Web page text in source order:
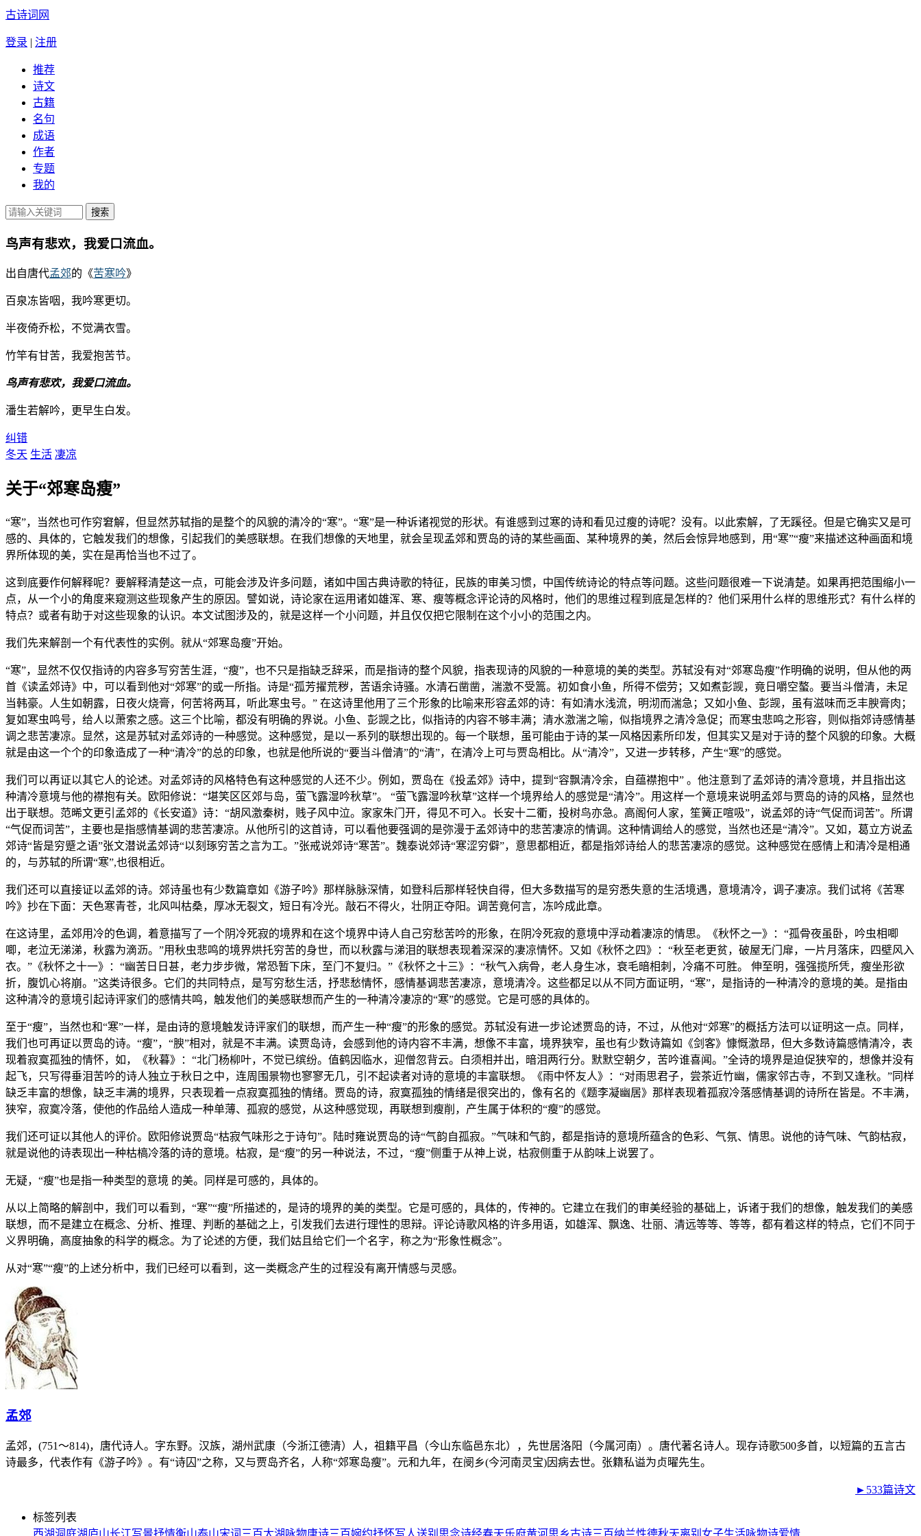
古诗词网
登录 | 注册
推荐
诗文
古籍
名句
成语
作者
专题
我的
鸟声有悲欢，我爱口流血。
出自唐代孟郊的《苦寒吟》
百泉冻皆咽，我吟寒更切。
半夜倚乔松，不觉满衣雪。
竹竿有甘苦，我爱抱苦节。
鸟声有悲欢，我爱口流血。
潘生若解吟，更早生白发。
纠错
冬天 生活 凄凉
关于“郊寒岛瘦”
“寒”，当然也可作穷窘解，但显然苏轼指的是整个的风貌的清冷的“寒”。“寒”是一种诉诸视觉的形状。有谁感到过寒的诗和看见过瘦的诗呢？没有。以此索解，了无蹊径。但是它确实又是可
感的、具体的，它触发我们的想像，引起我们的美感联想。在我们想像的天地里，就会呈现孟郊和贾岛的诗的某些画面、某种境界的美，然后会惊异地感到，用“寒”“瘦”来描述这种画面和境
界所体现的美，实在是再恰当也不过了。
这到底要作何解释呢？要解释清楚这一点，可能会涉及许多问题，诸如中国古典诗歌的特征，民族的审美习惯，中国传统诗论的特点等问题。这些问题很难一下说清楚。如果再把范围缩小一
点，从一个小的角度来窥测这些现象产生的原因。譬如说，诗论家在运用诸如雄浑、寒、瘦等概念评论诗的风格时，他们的思维过程到底是怎样的？他们采用什么样的思维形式？有什么样的
特点？或者有助于对这些现象的认识。本文试图涉及的，就是这样一个小问题，并且仅仅把它限制在这个小小的范围之内。
我们先来解剖一个有代表性的实例。就从“郊寒岛瘦”开始。
“寒”，显然不仅仅指诗的内容多写穷苦生涯，“瘦”，也不只是指缺乏辞采，而是指诗的整个风貌，指表现诗的风貌的一种意境的美的类型。苏轼没有对“郊寒岛瘦”作明确的说明，但从他的两
首《读孟郊诗》中，可以看到他对“郊寒”的或一所指。诗是“孤芳擢荒秽，苦语余诗骚。水清石凿凿，湍激不受篙。初如食小鱼，所得不偿劳；又如煮彭觊，竟日嚼空螯。要当斗僧清，未足
当韩豪。人生如朝露，日夜火烧膏，何苦将两耳，听此寒虫号。” 在这诗里他用了三个形象的比喻来形容孟郊的诗：有如清水浅流，明沏而湍急；又如小鱼、彭觊，虽有滋味而乏丰腴膏肉；
复如寒虫鸣号，给人以萧索之感。这三个比喻，都没有明确的界说。小鱼、彭觊之比，似指诗的内容不够丰满；清水激湍之喻，似指境界之清冷急促；而寒虫悲鸣之形容，则似指郊诗感情基
调之悲苦凄凉。显然，这是苏轼对孟郊诗的一种感觉。这种感觉，是以一系列的联想出现的。每一个联想，虽可能由于诗的某一风格因素所印发，但其实又是对于诗的整个风貌的印象。大概
就是由这一个个的印象造成了一种“清冷”的总的印象，也就是他所说的“要当斗僧清”的“清”，在清冷上可与贾岛相比。从“清冷”，又进一步转移，产生“寒”的感觉。
我们可以再证以其它人的论述。对孟郊诗的风格特色有这种感觉的人还不少。例如，贾岛在《投孟郊》诗中，提到“容飘清冷余，自蕴襟抱中” 。他注意到了孟郊诗的清冷意境，并且指出这
种清冷意境与他的襟抱有关。欧阳修说：“堪笑区区郊与岛，萤飞露湿吟秋草”。 “萤飞露湿吟秋草”这样一个境界给人的感觉是“清冷”。用这样一个意境来说明孟郊与贾岛的诗的风格，显然也
出于联想。范晞文更引孟郊的《长安道》诗：“胡风激秦树，贱子风中泣。家家朱门开，得见不可入。长安十二衢，投树鸟亦急。高阁何人家，笙簧正喧吸”，说孟郊的诗“气促而词苦”。所谓
“气促而词苦”，主要也是指感情基调的悲苦凄凉。从他所引的这首诗，可以看他要强调的是弥漫于孟郊诗中的悲苦凄凉的情调。这种情调给人的感觉，当然也还是“清冷”。又如，葛立方说孟
郊诗“皆是穷蹙之语”张文潜说孟郊诗“以刻琢穷苦之言为工。”张戒说郊诗“寒苦”。魏泰说郊诗“寒涩穷僻”，意思都相近，都是指郊诗给人的悲苦凄凉的感觉。这种感觉在感情上和清冷是相通
的，与苏轼的所谓“寒”,也很相近。
我们还可以直接证以孟郊的诗。郊诗虽也有少数篇章如《游子吟》那样脉脉深情，如登科后那样轻快自得，但大多数描写的是穷悉失意的生活境遇，意境清冷，调子凄凉。我们试将《苦寒
吟》抄在下面：天色寒青苍，北风叫枯桑，厚冰无裂文，短日有冷光。敲石不得火，壮阴正夺阳。调苦竟何言，冻吟成此章。
在这诗里，孟郊用冷的色调，着意描写了一个阴冷死寂的境界和在这个境界中诗人自己穷愁苦吟的形象，在阴冷死寂的意境中浮动着凄凉的情思。《秋怀之一》：“孤骨夜虽卧，吟虫相唧
唧，老泣无涕涕，秋露为滴沥。”用秋虫悲鸣的境界烘托穷苦的身世，而以秋露与涕泪的联想表现着深深的凄凉情怀。又如《秋怀之四》：“秋至老更贫，破屋无门扉，一片月落床，四壁风入
衣。”《秋怀之十一》：“幽苦日日甚，老力步步微，常恐暂下床，至门不复归。”《秋怀之十三》：“秋气入病骨，老人身生冰，衰毛暗相刺，冷痛不可胜。 伸至明，强强揽所凭，瘦坐形欲
折，腹饥心将崩。”这类诗很多。它们的共同特点，是写穷愁生活，抒悲愁情怀，感情基调悲苦凄凉，意境清冷。这些都足以从不同方面证明，“寒”，是指诗的一种清冷的意境的美。是指由
这种清冷的意境引起诗评家们的感情共鸣，触发他们的美感联想而产生的一种清冷凄凉的“寒”的感觉。它是可感的具体的。
至于“瘦”，当然也和“寒”一样，是由诗的意境触发诗评家们的联想，而产生一种“瘦”的形象的感觉。苏轼没有进一步论述贾岛的诗，不过，从他对“郊寒”的概括方法可以证明这一点。同样，
我们也可再证以贾岛的诗。“瘦”，“腴”相对，就是不丰满。读贾岛诗，会感到他的诗内容不丰满，想像不丰富，境界狭窄，虽也有少数诗篇如《剑客》慷慨激昂，但大多数诗篇感情清冷，表
现着寂寞孤独的情怀，如，《秋暮》：“北门杨柳叶，不觉已缤纷。值鹤因临水，迎僧忽背云。白须相并出，暗泪两行分。默默空朝夕，苦吟谁喜闻。”全诗的境界是迫促狭窄的，想像并没有
起飞，只写得垂泪苦吟的诗人独立于秋日之中，连周围景物也寥寥无几，引不起读者对诗的意境的丰富联想。《雨中怀友人》：“对雨思君子，尝茶近竹幽，儒家邻古寺，不到又逢秋。”同样
缺乏丰富的想像，缺乏丰满的境界，只表现着一点寂寞孤独的情绪。贾岛的诗，寂寞孤独的情绪是很突出的，像有名的《题李凝幽居》那样表现着孤寂冷落感情基调的诗所在皆是。不丰满，
狭窄，寂寞冷落，使他的作品给人造成一种单薄、孤寂的感觉，从这种感觉现，再联想到瘦削，产生属于体积的“瘦”的感觉。
我们还可证以其他人的评价。欧阳修说贾岛“枯寂气味形之于诗句”。陆时雍说贾岛的诗“气韵自孤寂。”气味和气韵，都是指诗的意境所蕴含的色彩、气氛、情思。说他的诗气味、气韵枯寂，
就是说他的诗表现出一种枯槁冷落的诗的意境。枯寂，是“瘦”的另一种说法，不过，“瘦”侧重于从神上说，枯寂侧重于从韵味上说罢了。
无疑，“瘦”也是指一种类型的意境 的美。同样是可感的，具体的。
从以上简略的解剖中，我们可以看到，“寒”“瘦”所描述的，是诗的境界的美的类型。它是可感的，具体的，传神的。它建立在我们的审美经验的基础上，诉诸于我们的想像，触发我们的美感
联想，而不是建立在概念、分析、推理、判断的基础之上，引发我们去进行理性的思辩。评论诗歌风格的许多用语，如雄浑、飘逸、壮丽、清远等等、等等，都有着这样的特点，它们不同于
义界明确，高度抽象的科学的概念。为了论述的方便，我们姑且给它们一个名字，称之为“形象性概念”。
从对“寒”“瘦”的上述分析中，我们已经可以看到，这一类概念产生的过程没有离开情感与灵感。
孟郊
孟郊，(751～814)，唐代诗人。字东野。汉族，湖州武康（今浙江德清）人，祖籍平昌（今山东临邑东北），先世居洛阳（今属河南）。唐代著名诗人。现存诗歌500多首，以短篇的五言古
诗最多，代表作有《游子吟》。有“诗囚”之称，又与贾岛齐名，人称“郊寒岛瘦”。元和九年，在阌乡(今河南灵宝)因病去世。张籍私谥为贞曜先生。
►533篇诗文
标签列表
西湖洞庭湖庐山长江写景抒情衡山泰山宋词三百太湖 咏物唐诗三百婉约抒怀写人送别 思念诗经春天乐府黄河思乡古诗三百纳兰性德秋天离别 女子生活咏物诗爱情